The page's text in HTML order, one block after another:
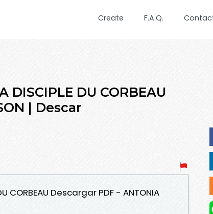
Create F.A.Q.
DISCIPLE DU CORBEAU
| Descar
DU CORBEAU Descargar PDF - ANTONIA